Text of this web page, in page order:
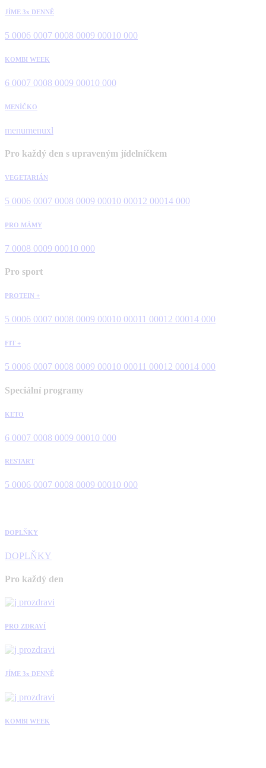
JÍME 3x DENNĚ
5 0006 0007 0008 0009 00010 000
KOMBI WEEK
6 0007 0008 0009 00010 000
MENÍČKO
menumenuxl
Pro každý den s upraveným jídelníčkem
VEGETARIÁN
5 0006 0007 0008 0009 00010 00012 00014 000
PRO MÁMY
7 0008 0009 00010 000
Pro sport
PROTEIN +
5 0006 0007 0008 0009 00010 00011 00012 00014 000
FIT +
5 0006 0007 0008 0009 00010 00011 00012 00014 000
Speciální programy
KETO
6 0007 0008 0009 00010 000
RESTART
5 0006 0007 0008 0009 00010 000
DOPLŇKY
DOPLŇKY
Pro každý den
PRO ZDRAVÍ
JÍME 3x DENNĚ
KOMBI WEEK